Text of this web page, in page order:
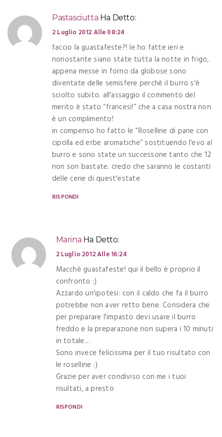
Pastasciutta Ha Detto:
2 Luglio 2012 Alle 08:24
faccio la guastafeste?! le ho fatte ieri e
nonostante siano state tutta la notte in frigo,
appena messe in forno da globose sono
diventate delle semisfere perchè il burro s'è
sciolto subito. all'assaggio il commento del
merito è stato “francesi!” che a casa nostra non
è un complimento!
in compenso ho fatto le “Roselline di pane con
cipolla ed erbe aromatiche” sostituendo l'evo al
burro e sono state un successone tanto che 12
non son bastate. credo che saranno le costanti
delle cene di quest'estate
RISPONDI
Marina Ha Detto:
2 Luglio 2012 Alle 16:24
Macchè guastafeste! qui il bello è proprio il
confronto :)
Azzardo un'ipotesi: con il caldo che fa il burro
potrebbe non aver retto bene. Considera che
per preparare l'impasto devi usare il burro
freddo e la preparazione non supera i 10 minuti
in totale…
Sono invece felicissima per il tuo risultato con
le roselline :)
Grazie per aver condiviso con me i tuoi
risultati, a presto
RISPONDI